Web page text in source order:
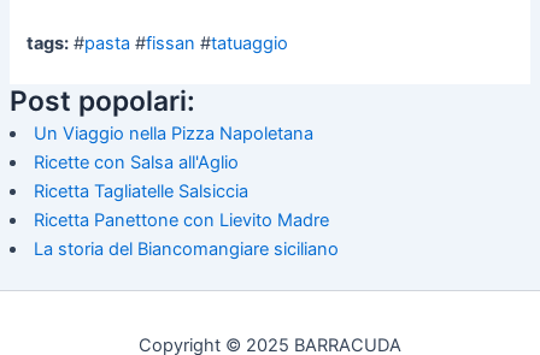
tags: #pasta #fissan #tatuaggio
Post popolari:
Un Viaggio nella Pizza Napoletana
Ricette con Salsa all'Aglio
Ricetta Tagliatelle Salsiccia
Ricetta Panettone con Lievito Madre
La storia del Biancomangiare siciliano
Copyright © 2025 BARRACUDA